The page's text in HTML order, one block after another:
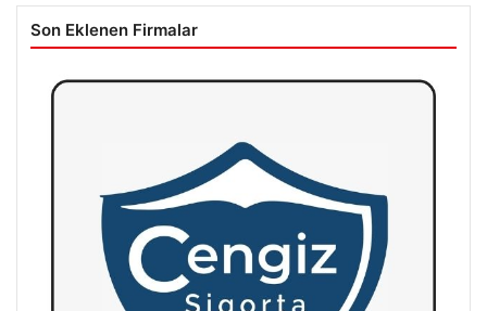
Son Eklenen Firmalar